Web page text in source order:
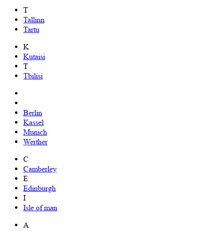
T
Tallinn
Tartu
K
Kutaisi
T
Tbilisi
Berlin
Kassel
Munich
Werther
C
Camberley
E
Edinburgh
I
Isle of man
A